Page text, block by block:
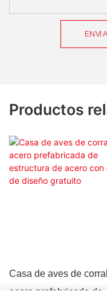
Productos
Casa de aves de
acero prefabricada de